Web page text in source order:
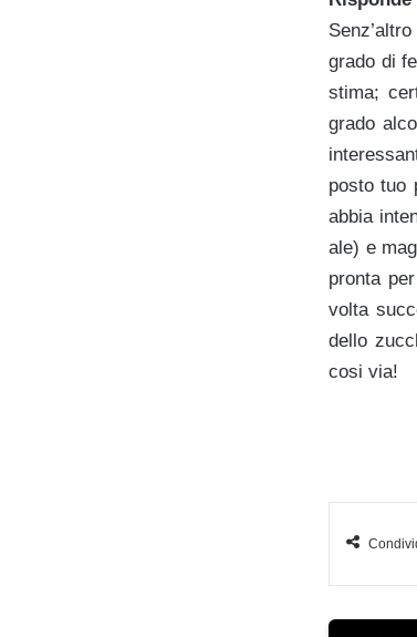
grado di
stima;
grado
posto tuo
abbia
ale) e
pronta
volta
dello
cosi via!